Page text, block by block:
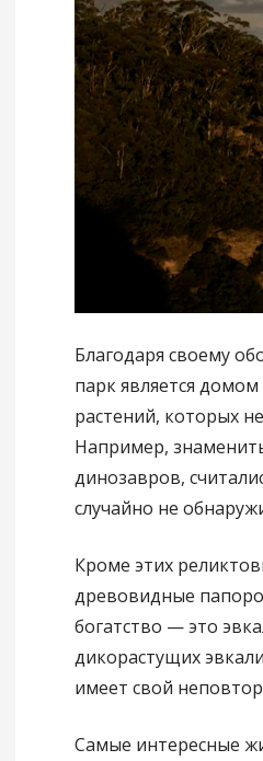
Благодаря своему
парк является
растений, которых
Например,
динозавров,
случайно не
Кроме этих
древовидные
богатство — это
дикорастущих
имеет свой
Самые интересные